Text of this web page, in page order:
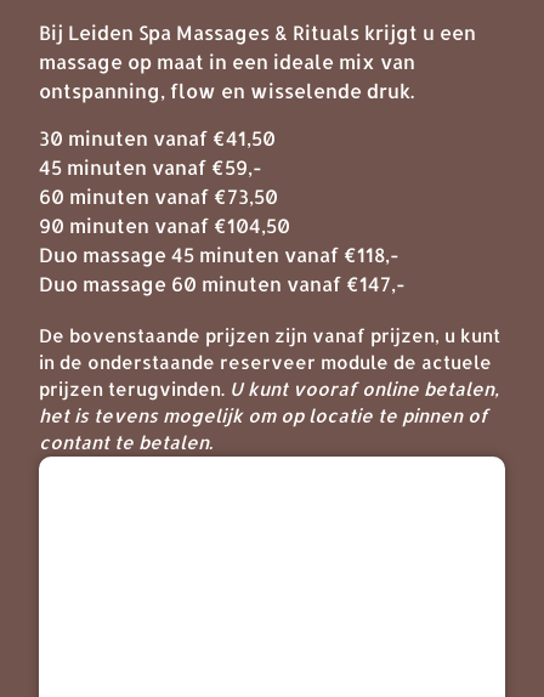
Bij Leiden Spa Massages & Rituals krijgt u een
massage op maat in een ideale mix van
ontspanning, flow en wisselende druk.
30 minuten vanaf €41,50
45 minuten vanaf €59,-
60 minuten vanaf €73,50
90 minuten vanaf €104,50
Duo massage 45 minuten vanaf €118,-
Duo massage 60 minuten vanaf €147,-
De bovenstaande prijzen zijn vanaf prijzen, u kunt
in de onderstaande reserveer module de actuele
prijzen terugvinden. U kunt vooraf online betalen,
het is tevens mogelijk om op locatie te pinnen of
contant te betalen.